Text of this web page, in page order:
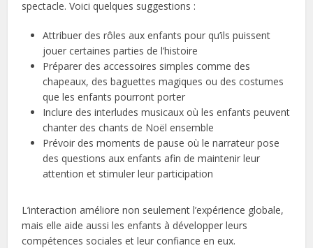
spectacle. Voici quelques suggestions :
Attribuer des rôles aux enfants pour qu’ils puissent
jouer certaines parties de l’histoire
Préparer des accessoires simples comme des
chapeaux, des baguettes magiques ou des costumes
que les enfants pourront porter
Inclure des interludes musicaux où les enfants peuvent
chanter des chants de Noël ensemble
Prévoir des moments de pause où le narrateur pose
des questions aux enfants afin de maintenir leur
attention et stimuler leur participation
L’interaction améliore non seulement l’expérience globale,
mais elle aide aussi les enfants à développer leurs
compétences sociales et leur confiance en eux.